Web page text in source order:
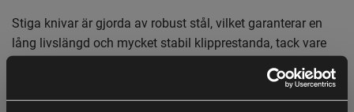
Stiga knivar är gjorda av robust stål, vilket garanterar en
lång livslängd och mycket stabil klipprestanda, tack vare
motsats till andra tillverkares tekniska lösningar ger Stigas
robusthet och storlek roboten extra tålighet vid